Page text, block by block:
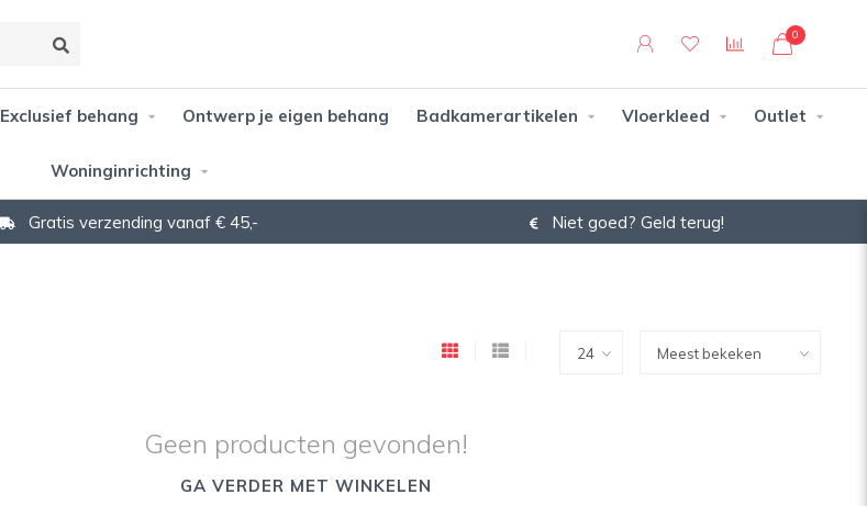
0
Exclusief behang Ontwerp je eigen behang Badkamerartikelen Vloerkleed Outlet
Woninginrichting
Gratis verzending vanaf € 45,- Niet goed? Geld terug!
Geen producten gevonden!
GA VERDER MET WINKELEN